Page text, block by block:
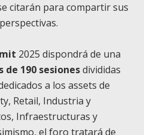
citarán para compartir sus
2025 dispondrá de una
de 190 sesionesdivididas
a los assets de
Retail, Industria y
Infraestructuras y
el foro tratará de